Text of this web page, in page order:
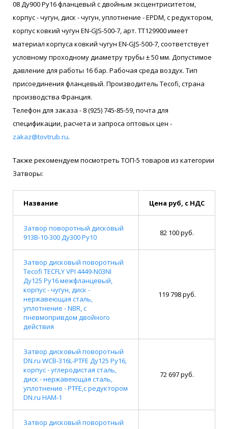
08 Ду900 Ру16 фланцевый с двойным эксцентриситетом,
корпус - чугун, диск - чугун, уплотнение - EPDM, с редуктором,
корпус ковкий чугун EN-GJS-500-7, арт. ТТ129900 имеет
материал корпуса ковкий чугун EN-GJS-500-7, соответствует
условному проходному диаметру трубы ± 50 мм. Допустимое
давление для работы 16 бар. Рабочая среда воздух. Тип
присоединения фланцевый. Производитель Tecofi, страна
производства Франция.
Телефон для заказа - 8 (925) 745-85-59, почта для
спецификации, расчета и запроса оптовых цен -
zakaz@tovtrub.ru.
Также рекомендуем посмотреть ТОП-5 товаров из категории
Затворы:
Название Цена руб, с НДС
Затвор поворотный дисковый
913B-10-300 Ду300 Ру10
82 100 руб.
Затвор дисковый поворотный
Tecofi TECFLY VPI 4449-N03NI
Ду125 Ру16 межфланцевый,
корпус - чугун, диск -
нержавеющая сталь,
уплотнение - NBR, с
пневмопривдом двойного
действия
119 798 руб.
Затвор дисковый поворотный
DN.ru WCB-316L-PTFE Ду125 Ру16,
корпус - углеродистая сталь,
диск - нержавеющая сталь,
уплотнение - PTFE,с редуктором
DN.ru HAM-1
72 697 руб.
Затвор дисковый поворотный